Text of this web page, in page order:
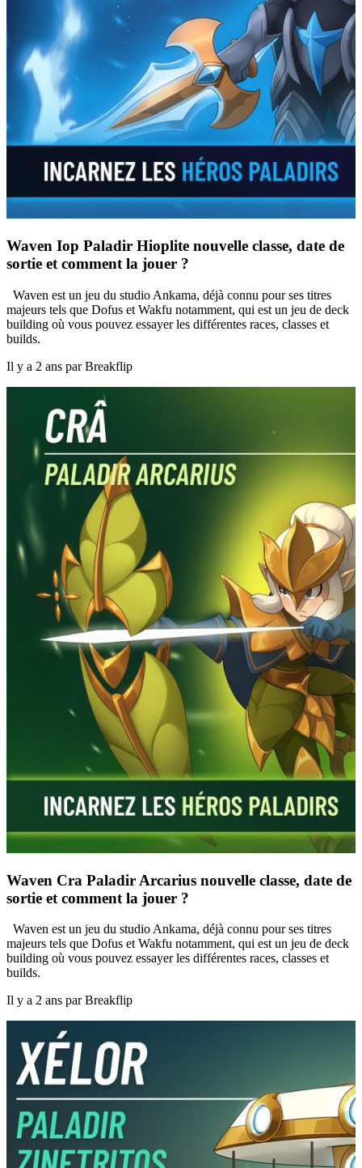
Waven Iop Paladir Hioplite nouvelle classe, date de
sortie et comment la jouer ?
Waven est un jeu du studio Ankama, déjà connu pour ses titres
majeurs tels que Dofus et Wakfu notamment, qui est un jeu de deck
building où vous pouvez essayer les différentes races, classes et
builds.
Il y a 2 ans par Breakflip
Waven Cra Paladir Arcarius nouvelle classe, date de
sortie et comment la jouer ?
Waven est un jeu du studio Ankama, déjà connu pour ses titres
majeurs tels que Dofus et Wakfu notamment, qui est un jeu de deck
building où vous pouvez essayer les différentes races, classes et
builds.
Il y a 2 ans par Breakflip